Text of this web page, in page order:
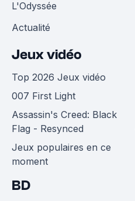
L'Odyssée
Actualité
Jeux vidéo
Top 2026 Jeux vidéo
007 First Light
Assassin's Creed: Black
Flag - Resynced
Jeux populaires en ce
moment
BD